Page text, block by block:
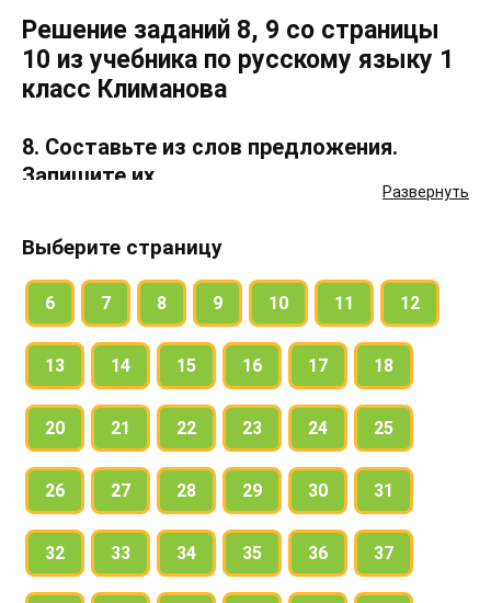
Развернуть
Решение заданий 8, 9 со страницы
10 из учебника по русскому языку 1
класс Климанова
8. Составьте из слов предложения.
Запишите их.
большой буквы, в конце ставят точку (.),
вопросительный (?) или восклицательный знаки
(!).
9. Рассмотрите рисунки.
Кто пишет и читает, а кто слушает и говорит?
Соотнесите рисунки со словами.
Выберите страницу
6 7 8 9 10 11 12
13 14 15 16 17 18
20 21 22 23 24 25
26 27 28 29 30 31
32 33 34 35 36 37